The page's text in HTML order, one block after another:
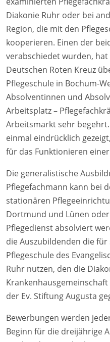
Diakonie Ruhr oder bei
Region, die mit den
kooperieren. Einen der
verabschiedet wurden,
Deutschen Roten Kreuz
Pflegeschule in Bochum-
Absolventinnen und
Arbeitsplatz –
Arbeitsmarkt sehr
einmal eindrücklich
für das Funktionieren
Die generalistische
Pflegefachmann kann bei
stationären
Dortmund und Lünen
Pflegedienst absolviert
die Auszubildenden die
Pflegeschule des
Ruhr nutzen, den die
der Ev. Stiftung Augusta
Bewerbungen werden
Beginn für die dreijährige